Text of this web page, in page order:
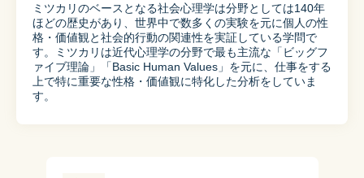
ミツカリのベースとなる社会心理学は分野としては140年
ほどの歴史があり、世界中で数多くの実験を元に個人の性
格・価値観と社会的行動の関連性を実証している学問で
す。ミツカリは近代心理学の分野で最も主流な「ビッグフ
ァイブ理論」「Basic Human Values」を元に、仕事をする
上で特に重要な性格・価値観に特化した分析をしていま
す。